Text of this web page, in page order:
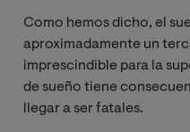
Como hemos dicho, el
aproximadamente un
imprescindible para la
de sueño tiene
llegar a ser fatales.